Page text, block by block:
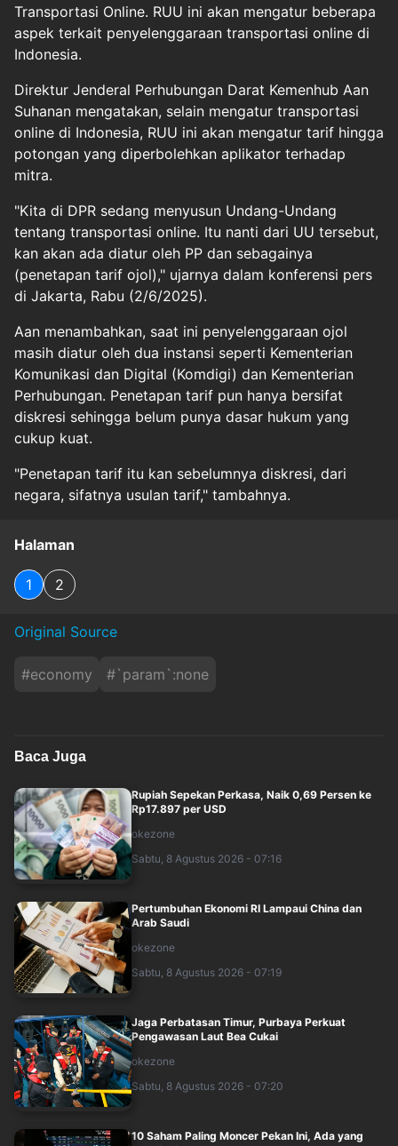
Transportasi Online. RUU ini akan mengatur beberapa
aspek terkait penyelenggaraan transportasi online di
Indonesia.
Direktur Jenderal Perhubungan Darat Kemenhub Aan
Suhanan mengatakan, selain mengatur transportasi
online di Indonesia, RUU ini akan mengatur tarif hingga
potongan yang diperbolehkan aplikator terhadap
mitra.
"Kita di DPR sedang menyusun Undang-Undang
tentang transportasi online. Itu nanti dari UU tersebut,
kan akan ada diatur oleh PP dan sebagainya
(penetapan tarif ojol)," ujarnya dalam konferensi pers
di Jakarta, Rabu (2/6/2025).
Aan menambahkan, saat ini penyelenggaraan ojol
masih diatur oleh dua instansi seperti Kementerian
Komunikasi dan Digital (Komdigi) dan Kementerian
Perhubungan. Penetapan tarif pun hanya bersifat
diskresi sehingga belum punya dasar hukum yang
cukup kuat.
"Penetapan tarif itu kan sebelumnya diskresi, dari
negara, sifatnya usulan tarif," tambahnya.
Halaman
1 2
Original Source
#economy #`param`:none
Baca Juga
Rupiah Sepekan Perkasa, Naik 0,69 Persen ke
Rp17.897 per USD
okezone
Sabtu, 8 Agustus 2026 - 07:16
Pertumbuhan Ekonomi RI Lampaui China dan
Arab Saudi
okezone
Sabtu, 8 Agustus 2026 - 07:19
Jaga Perbatasan Timur, Purbaya Perkuat
Pengawasan Laut Bea Cukai
okezone
Sabtu, 8 Agustus 2026 - 07:20
10 Saham Paling Moncer Pekan Ini, Ada yang